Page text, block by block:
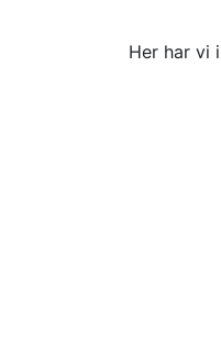
Her har vi